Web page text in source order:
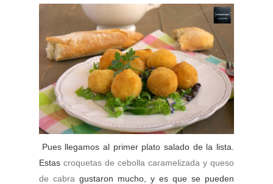
Pues llegamos al primer plato salado de la lista.
Estas croquetas de cebolla caramelizada y queso
de cabra gustaron mucho, y es que se pueden